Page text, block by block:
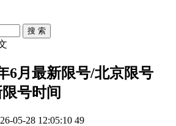
搜 索
6月最新限号/北京限号
号时间
05-28 12:05:10 49